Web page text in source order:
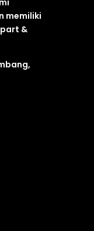
memiliki
&